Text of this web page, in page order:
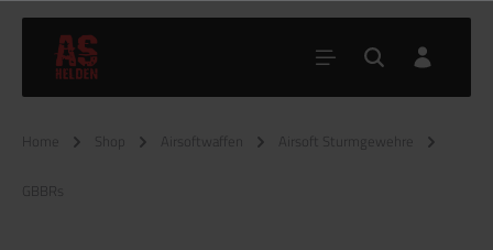
Home Shop Airsoftwaffen Airsoft Sturmgewehre
GBBRs